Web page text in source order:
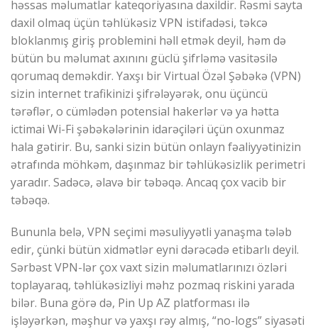
həssas məlumatlar kateqoriyasına daxildir. Rəsmi sayta
daxil olmaq üçün təhlükəsiz VPN istifadəsi, təkcə
bloklanmış giriş problemini həll etmək deyil, həm də
bütün bu məlumat axınını güclü şifrləmə vasitəsilə
qorumaq deməkdir. Yaxşı bir Virtual Özəl Şəbəkə (VPN)
sizin internet trafikinizi şifrələyərək, onu üçüncü
tərəflər, o cümlədən potensial hakerlər və ya hətta
ictimai Wi-Fi şəbəkələrinin idarəçiləri üçün oxunmaz
hala gətirir. Bu, sanki sizin bütün onlayn fəaliyyətinizin
ətrafında möhkəm, daşınmaz bir təhlükəsizlik perimetri
yaradır. Sadəcə, əlavə bir təbəqə. Ancaq çox vacib bir
təbəqə.
Bununla belə, VPN seçimi məsuliyyətli yanaşma tələb
edir, çünki bütün xidmətlər eyni dərəcədə etibarlı deyil.
Sərbəst VPN-lər çox vaxt sizin məlumatlarınızı özləri
toplayaraq, təhlükəsizliyi məhz pozmaq riskini yarada
bilər. Buna görə də, Pin Up AZ platforması ilə
işləyərkən, məşhur və yaxşı rəy almış, “no-logs” siyasəti